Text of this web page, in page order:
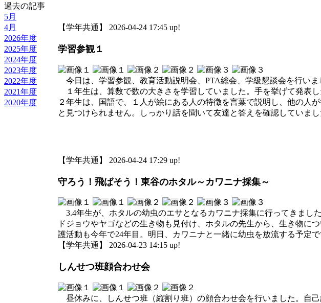
過去の記事
5月
4月
2026年度
2025年度
2024年度
2023年度
2022年度
2021年度
2020年度
【学年共通】 2026-04-24 17:45 up!
学習参観１
今日は、学習参観、教育活動説明会、PTA総会、学級懇談会を行いま
１年生は、算数で数の大きさを学習していました。手を挙げて発表
２年生は、国語で、１人が絵にある人の特徴を言葉で説明し、他の人
と見つけられません。しっかり話を聞いて友達と答えを確認していま
【学年共通】 2026-04-24 17:29 up!
守ろう！飛ばそう！東谷のホタル～カワニナ採集～
3.4年生が、ホタルの幼虫のエサとなるカワニナ採集に行ってきまし
ドジョウやヤゴなどの生き物も見付け、ホタルの先生から、生き物に
護活動も今年で24年目。明日、カワニナと一緒に幼虫を放流する予定で
【学年共通】 2026-04-23 14:15 up!
しんせつ班顔合わせ会
昼休みに、しんせつ班（縦割り班）の顔合わせ会を行いました。自